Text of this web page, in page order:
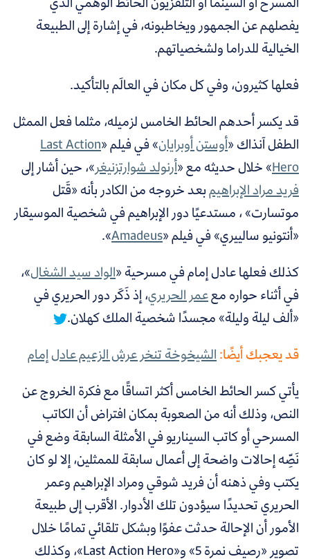
يفصلهم عن الجمهور ويخاطبونه، في إشارة إلى الطبيعة
الخيالية للدراما ولشخصياتهم.
فعلها كثيرون، وفي كل مكان في العالَم بالتأكيد.
قد يكسر أحدهم الحائط الخامس لزميله، مثلما فعل الممثل
الطفل آنذاك «أوستن أوبرايان» في فيلم «Last Action
Hero» خلال حديثه مع «أرنولد شوارتزنيغر»، حين أشار إلى
فريد مراد الإبراهيمبعد خروجه من الكادر بأنه «قَتل
موتسارت» ، مستدعيًا دور الإبراهيم في شخصية الموسيقار
«أنتونيو سالييري» في فيلم «Amadeus
».
كذلك فعلها عادل إمام في مسرحية «الواد سيد الشغال»،
في أثناء حواره مععمر الحريري، إذذَكَر دور الحريري في
«ألف ليلة وليلة» مجسدًا شخصية الملك كهلان.
قد يعجبك أيضًا:الشيخوخة تنخر عرش الزعيم عادل إمام
يأتي كسر الحائط الخامس أكثر اتساقًا مع فكرة الخروج عن
النص، وذلك أنه من الصعوبة بمكان افتراض أن الكاتب
المسرحي أو كاتب السيناريو في الأمثلة السابقة وضع في
نَصِّه إحالات واضحة إلى أعمال سابقة للممثلين، إلا لو كان
يكتب وفي ذهنه أن فريد شوقي ومراد الإبراهيم وعمر
الحريري تحديدًا سيؤدون تلك الأدوار. الأقرب إلى طبيعة
الأمور أن الإحالة حدثت عفوًا وبشكل تلقائي تمامًا خلال
تصوير «رصيف نمرة 5» و«Last Action Hero»، وكذلك